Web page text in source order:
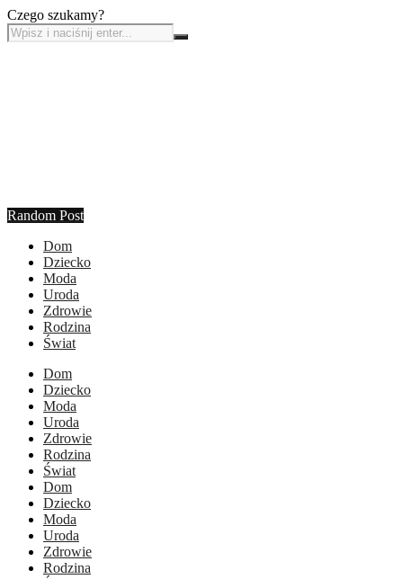
Czego szukamy?
Random Post
Dom
Dziecko
Moda
Uroda
Zdrowie
Rodzina
Świat
Dom
Dziecko
Moda
Uroda
Zdrowie
Rodzina
Świat
Dom
Dziecko
Moda
Uroda
Zdrowie
Rodzina